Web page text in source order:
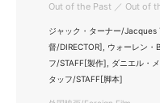
Out of the Past ／ Out of
ジャック・ターナー/
督/DIRECTOR], ウォーレン
フ/STAFF[製作], ダニエル・
タッフ/STAFF[脚本]